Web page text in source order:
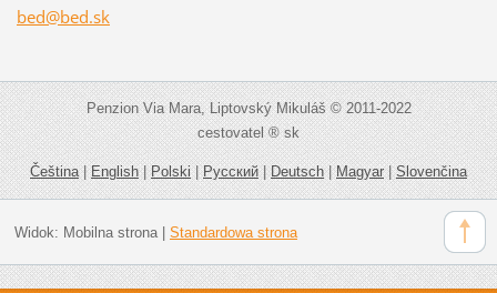
bed@bed.sk
Penzion Via Mara, Liptovský Mikuláš © 2011-2022
cestovatel ® sk
Čeština|English|Polski|Русский|Deutsch|Magyar|Slovenčina
Widok: Mobilna strona| Standardowa strona